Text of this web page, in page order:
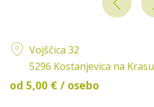
Vojščica 32
5296 Kostanjevica na Krasu
od 5,00 € / osebo